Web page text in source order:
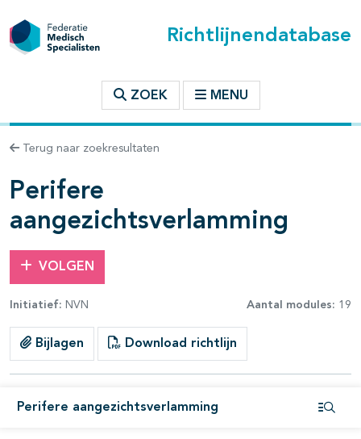
Richtlijnendatabase
ZOEK MENU
Terug naar zoekresultaten
Perifere
aangezichtsverlamming
VOLGEN
Initiatief: NVN Aantal modules: 19
Bijlagen Download richtlijn
Perifere aangezichtsverlamming
binnen deze richtlijn